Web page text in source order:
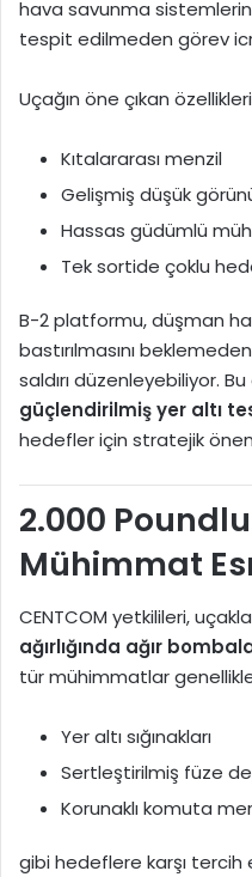
hava savunma
tespit edilmeden görev
Uçağın öne çıkan
Kıtalararası menzil
Gelişmiş düşük
Hassas güdümlü
Tek sortide çoklu
B-2 platformu, düşman
bastırılmasını
saldırı düzenleyebiliyor.
güçlendirilmiş yer altı
hedefler için stratejik
2.000
Mühimmat
CENTCOM yetkilileri,
ağırlığında ağır
tür mühimmatlar
Yer altı sığınakları
Sertleştirilmiş füze
Korunaklı komuta
gibi hedeflere karşı tercih